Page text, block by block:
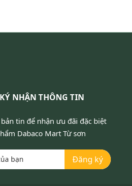
NHẬN THÔNG TIN
tin để nhận ưu đãi đặc biệt
Dabaco Mart Từ sơn
Đăng ký